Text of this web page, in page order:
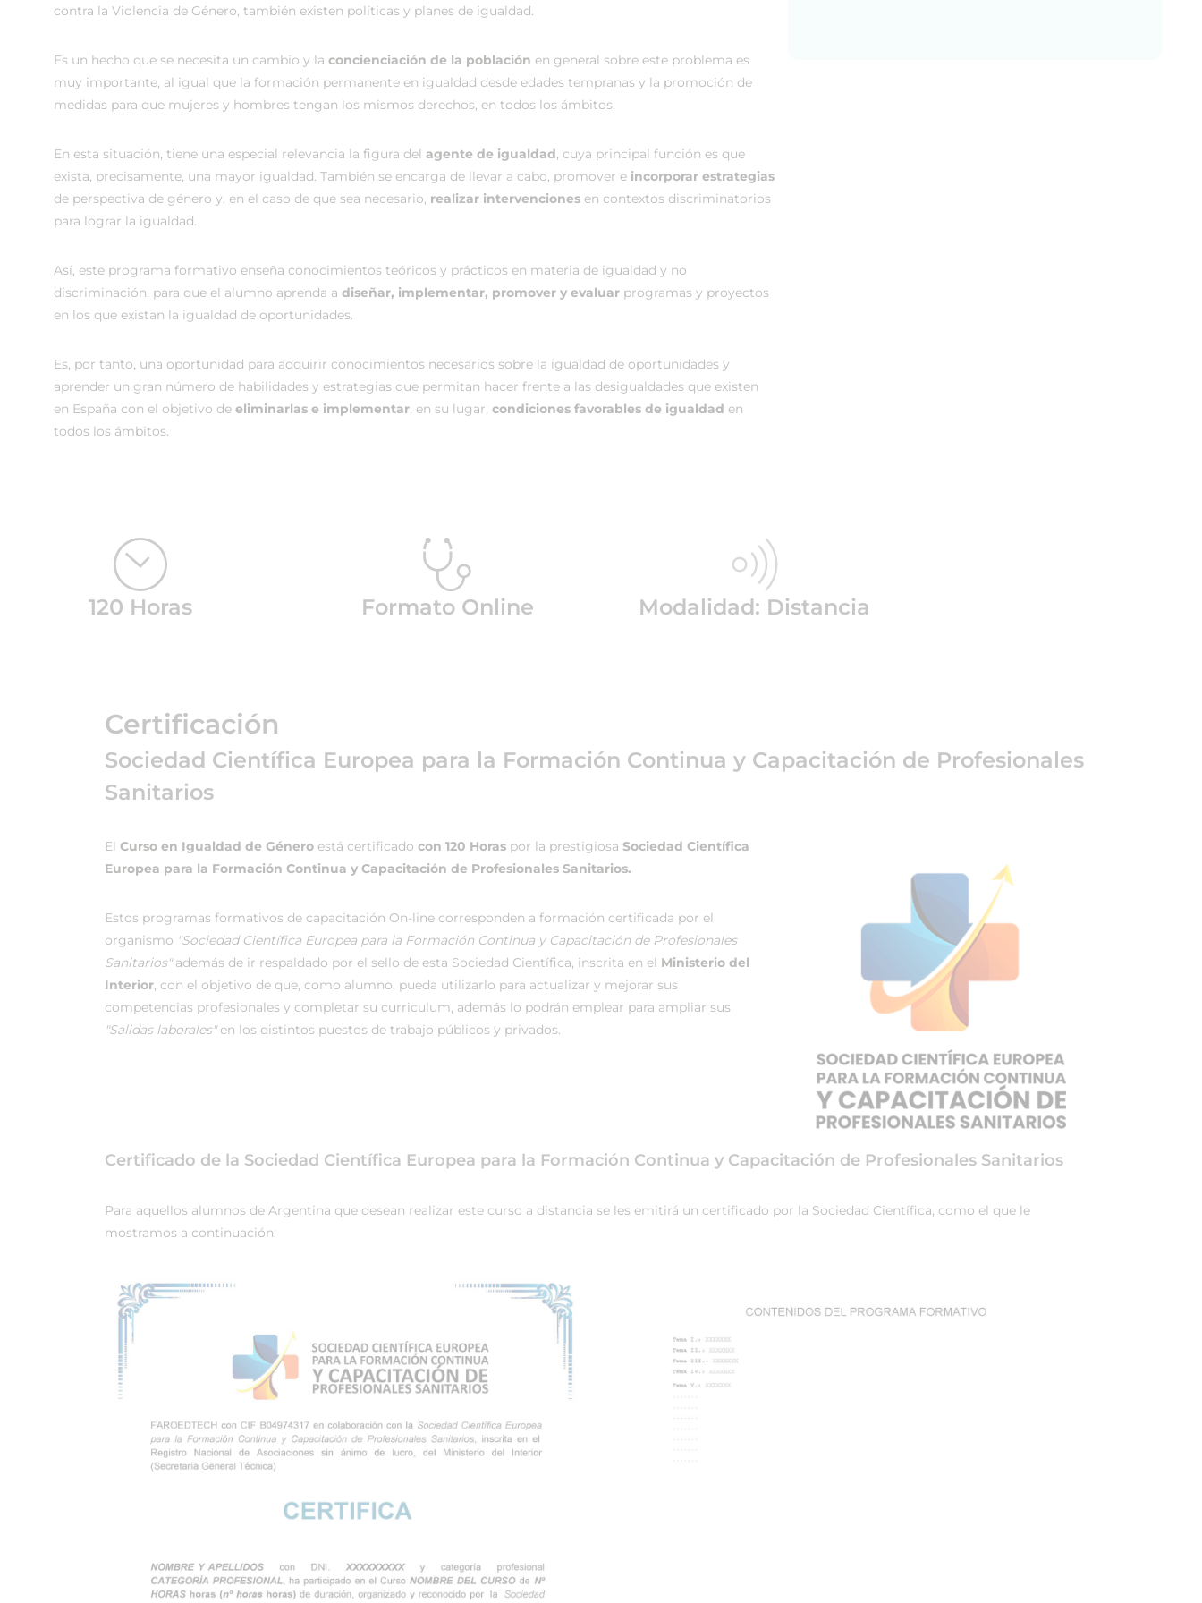
contra la Violencia de Género, también existen políticas y planes de igualdad.
Es un hecho que se necesita un cambio y la concienciación de la población en general sobre este problema es
muy importante, al igual que la formación permanente en igualdad desde edades tempranas y la promoción de
medidas para que mujeres y hombres tengan los mismos derechos, en todos los ámbitos.
En esta situación, tiene una especial relevancia la figura del agente de igualdad, cuya principal función es que
exista, precisamente, una mayor igualdad. También se encarga de llevar a cabo, promover e incorporar estrategias
de perspectiva de género y, en el caso de que sea necesario, realizar intervenciones en contextos discriminatorios
para lograr la igualdad.
Así, este programa formativo enseña conocimientos teóricos y prácticos en materia de igualdad y no
discriminación, para que el alumno aprenda a diseñar, implementar, promover y evaluar programas y proyectos
en los que existan la igualdad de oportunidades.
Es, por tanto, una oportunidad para adquirir conocimientos necesarios sobre la igualdad de oportunidades y
aprender un gran número de habilidades y estrategias que permitan hacer frente a las desigualdades que existen
en España con el objetivo de eliminarlas e implementar, en su lugar, condiciones favorables de igualdad en
todos los ámbitos.
120 Horas Formato Online Modalidad: Distancia
Certificación
Sociedad Científica Europea para la Formación Continua y Capacitación de Profesionales
Sanitarios
El Curso en Igualdad de Género está certificado con 120 Horas por la prestigiosa Sociedad Científica
Europea para la Formación Continua y Capacitación de Profesionales Sanitarios.
Estos programas formativos de capacitación On-line corresponden a formación certificada por el
organismo "Sociedad Científica Europea para la Formación Continua y Capacitación de Profesionales
Sanitarios"además de ir respaldado por el sello de esta Sociedad Científica, inscrita en el Ministerio del
Interior, con el objetivo de que, como alumno, pueda utilizarlo para actualizar y mejorar sus
competencias profesionales y completar su curriculum, además lo podrán emplear para ampliar sus
"Salidas laborales"en los distintos puestos de trabajo públicos y privados.
Certificado de la Sociedad Científica Europea para la Formación Continua y Capacitación de Profesionales Sanitarios
Para aquellos alumnos de Argentina que desean realizar este curso a distancia se les emitirá un certificado por la Sociedad Científica, como el que le
mostramos a continuación: